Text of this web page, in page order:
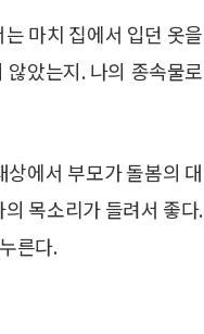
마치 집에서 입던 옷을
았는지. 나의 종속물로
에서 부모가 돌봄의 대
목소리가 들려서 좋다.
른다.